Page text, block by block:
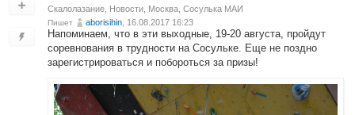
Скалолазание Новости Москва, Сосулька МАИ
Пишет aborisihin , 16.08.2017 16:23
Напоминаем, что в эти выходные, 19-20 августа, пройдут
соревнования в трудности на Сосульке. Еще не поздно
зарегистрироваться и побороться за призы!